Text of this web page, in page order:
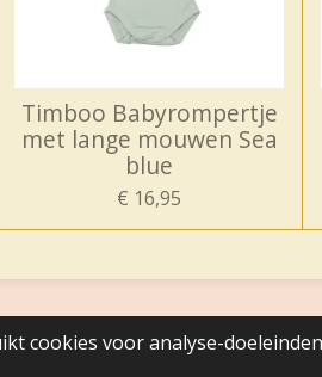
cookies voor analyse-
Timboo Babyrompertje
met lange mouwen Sea
blue
€ 16,95
2020 - 2026 Belle Molina